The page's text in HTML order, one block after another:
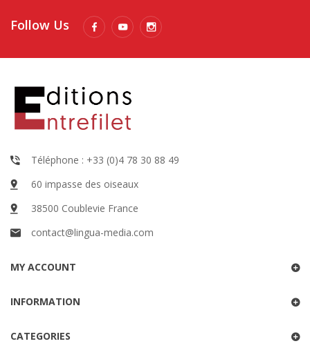
Follow Us
Téléphone : +33 (0)4 78 30 88 49
60 impasse des oiseaux
38500 Coublevie France
contact@lingua-media.com
MY ACCOUNT
INFORMATION
CATEGORIES